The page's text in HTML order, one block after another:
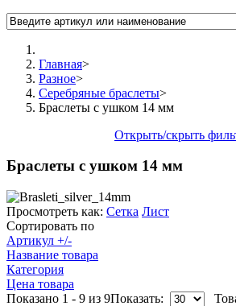
Главная>
Разное>
Серебряные браслеты>
Браслеты с ушком 14 мм
Открыть/скрыть
Браслеты с ушком 14 мм
Просмотреть как: Сетка Лист
Сортировать по
Артикул +/-
Название товара
Категория
Цена товара
Показано 1 - 9 из 9Показать: